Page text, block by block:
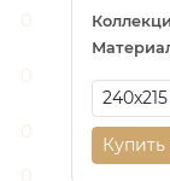
0
0
0
0
Купить